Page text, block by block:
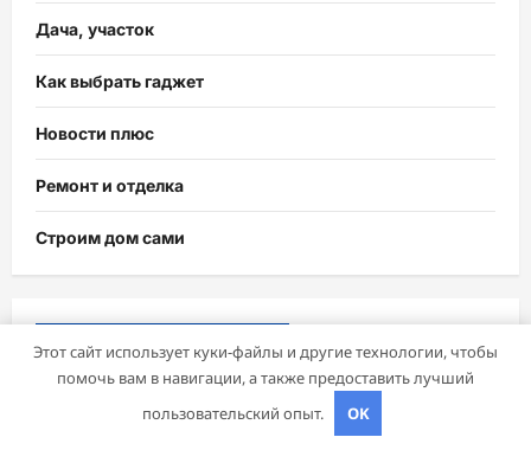
Дача, участок
Как выбрать гаджет
Новости плюс
Ремонт и отделка
Строим дом сами
Этот сайт использует куки-файлы и другие технологии, чтобы
помочь вам в навигации, а также предоставить лучший
пользовательский опыт.
OK